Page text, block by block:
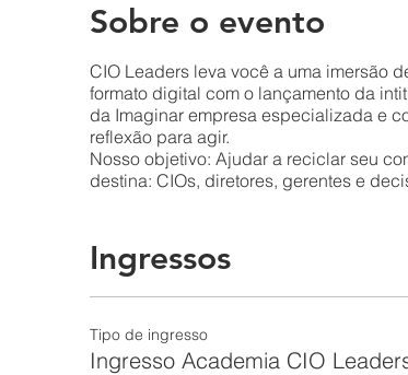
Sobre o evento
CIO Leaders leva você a uma imersão
formato digital com o lançamento da
da Imaginar empresa especializada e
reflexão para agir.
Nosso objetivo: Ajudar a reciclar seu
destina: CIOs, diretores, gerentes e
Ingressos
Tipo de ingresso
Ingresso Academia CIO